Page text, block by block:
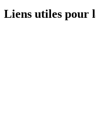
Liens utiles pour